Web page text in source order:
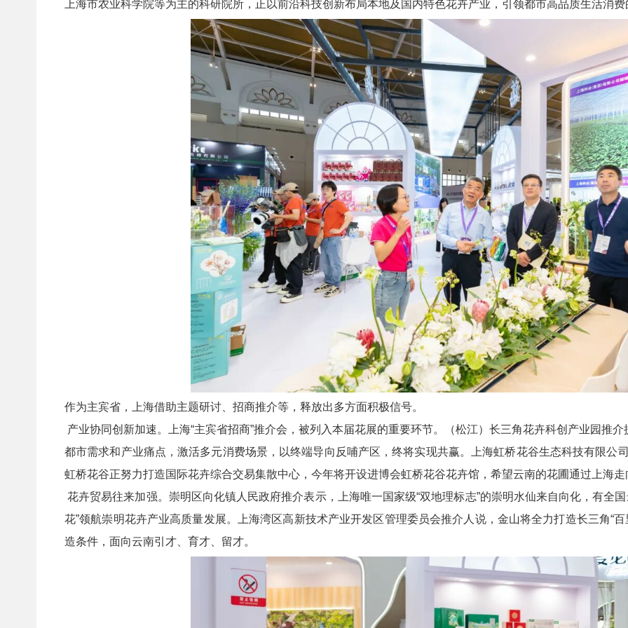
上海市农业科学院等为主的科研院所，正以前沿科技创新布局本地及国内特色花卉产业，引领都市高品质生活消
作为主宾省，上海借助主题研讨、招商推介等，释放出多方面积极信号。
产业协同创新加速。上海“主宾省招商”推介会，被列入本届花展的重要环节。（松江）长三角花卉科创产业园推
都市需求和产业痛点，激活多元消费场景，以终端导向反哺产区，终将实现共赢。上海虹桥花谷生态科技有限公
虹桥花谷正努力打造国际花卉综合交易集散中心，今年将开设进博会虹桥花谷花卉馆，希望云南的花圃通过上海走
花卉贸易往来加强。崇明区向化镇人民政府推介表示，上海唯一国家级“双地理标志”的崇明水仙来自向化，有全
花”领航崇明花卉产业高质量发展。上海湾区高新技术产业开发区管理委员会推介人说，金山将全力打造长三角“
造条件，面向云南引才、育才、留才。